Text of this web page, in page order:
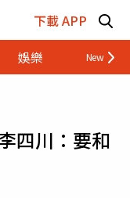
下載 APP
娛樂 財經
四川：要和